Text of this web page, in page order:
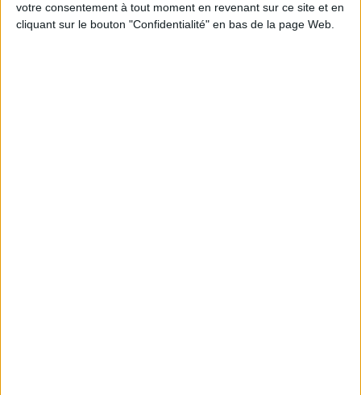
votre consentement à tout moment en revenant sur ce site et en
cliquant sur le bouton "Confidentialité" en bas de la page Web.